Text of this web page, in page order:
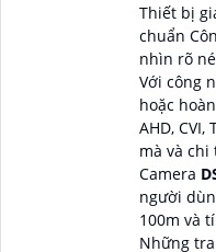
Thiết bị
chuẩn
nhìn rõ
Với công
hoặc
AHD, CVI,
mà và
Camera
người
100m và
Những